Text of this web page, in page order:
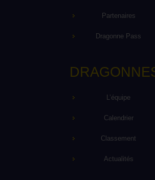
Partenaires
Dragonne Pass
L’équipe
Calendrier
Classement
Actualités